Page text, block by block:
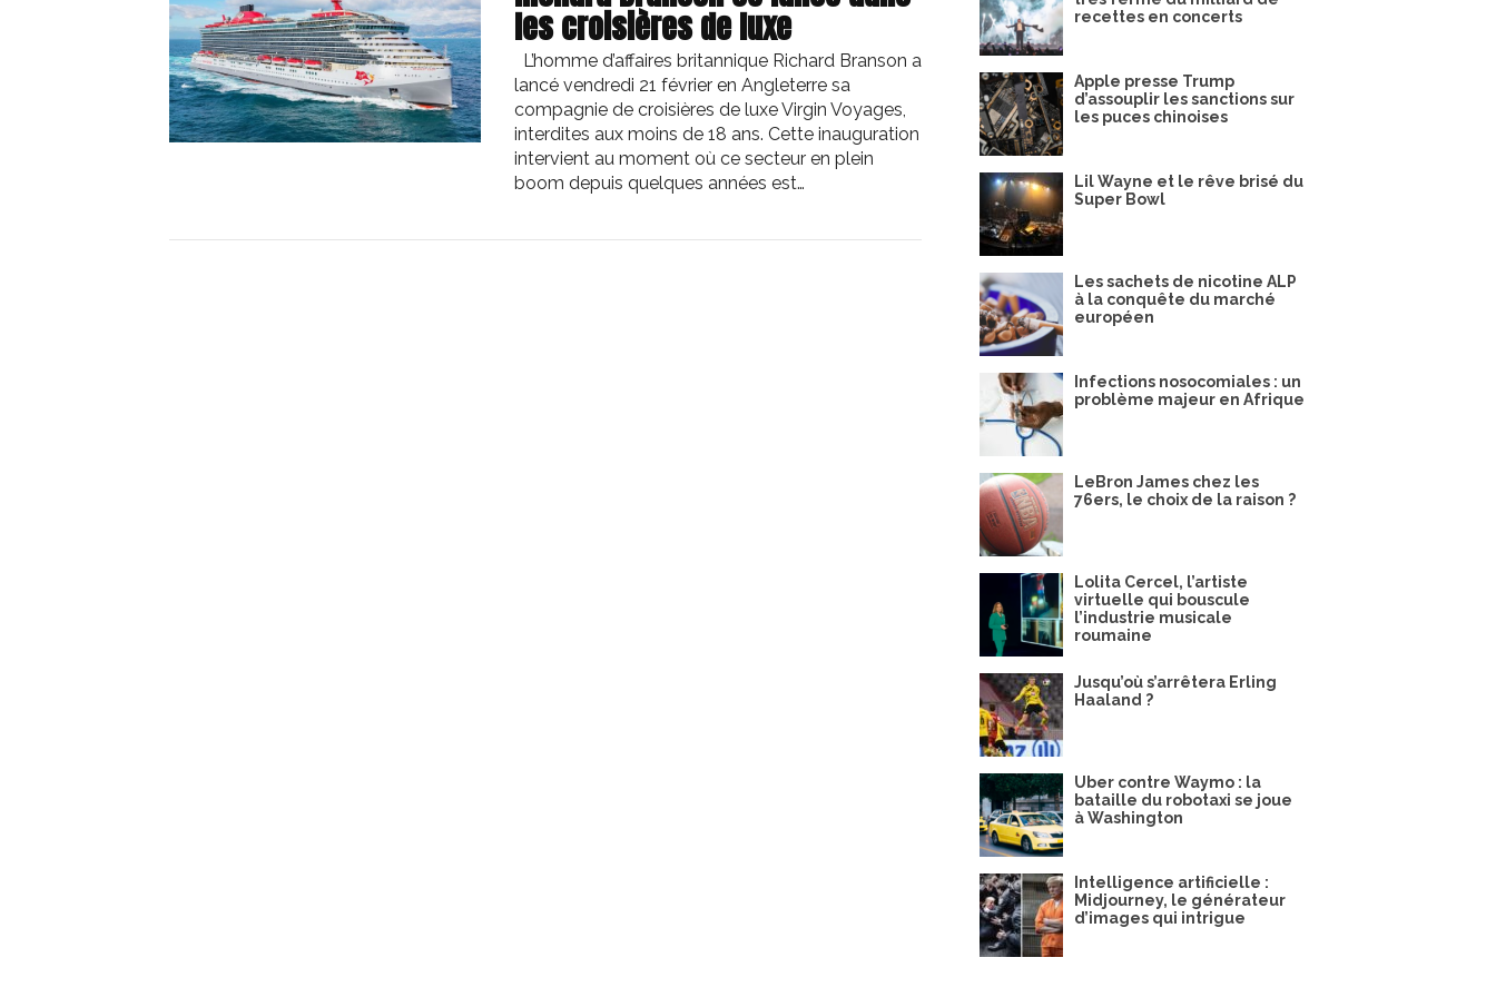
les croisières de luxe
L’homme d’affaires britannique Richard Branson a
lancé vendredi 21 février en Angleterre sa
compagnie de croisières de luxe Virgin Voyages,
interdites aux moins de 18 ans. Cette inauguration
intervient au moment où ce secteur en plein
boom depuis quelques années est…
recettes en concerts
Apple presse Trump
d’assouplir les sanctions sur
les puces chinoises
Lil Wayne et le rêve brisé du
Super Bowl
Les sachets de nicotine ALP
à la conquête du marché
européen
Infections nosocomiales : un
problème majeur en Afrique
LeBron James chez les
76ers, le choix de la raison ?
Lolita Cercel, l’artiste
virtuelle qui bouscule
l’industrie musicale
roumaine
Jusqu’où s’arrêtera Erling
Haaland ?
Uber contre Waymo : la
bataille du robotaxi se joue
à Washington
Intelligence artificielle :
Midjourney, le générateur
d’images qui intrigue